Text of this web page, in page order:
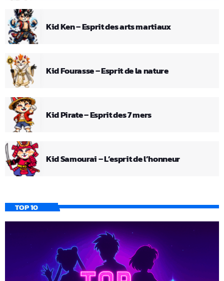
Kid Ken – Esprit des arts martiaux
Kid Fourasse – Esprit de la nature
Kid Pirate – Esprit des 7 mers
Kid Samourai – L’esprit de l’honneur
TOP 10